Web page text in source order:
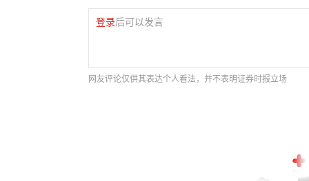
登录后可以发言
网友评论仅供其表达个人看法，并不表明证券时报立场